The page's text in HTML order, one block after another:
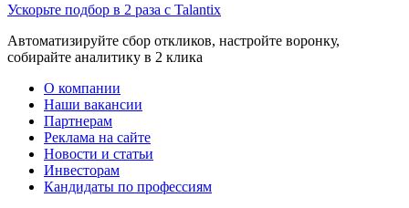
Ускорьте подбор в 2 раза с Talantix
Автоматизируйте сбор откликов, настройте воронку,
собирайте аналитику в 2 клика
О компании
Наши вакансии
Партнерам
Реклама на сайте
Новости и статьи
Инвесторам
Кандидаты по профессиям